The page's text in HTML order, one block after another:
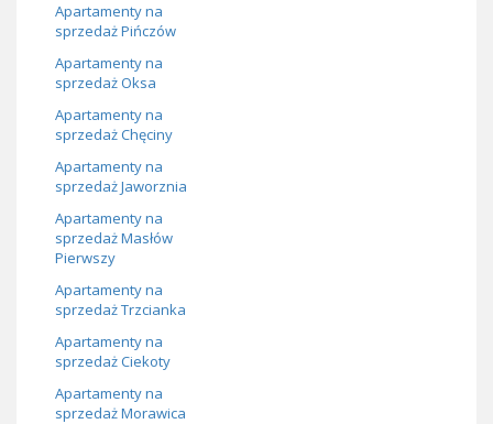
Apartamenty na
sprzedaż Pińczów
Apartamenty na
sprzedaż Oksa
Apartamenty na
sprzedaż Chęciny
Apartamenty na
sprzedaż Jaworznia
Apartamenty na
sprzedaż Masłów
Pierwszy
Apartamenty na
sprzedaż Trzcianka
Apartamenty na
sprzedaż Ciekoty
Apartamenty na
sprzedaż Morawica